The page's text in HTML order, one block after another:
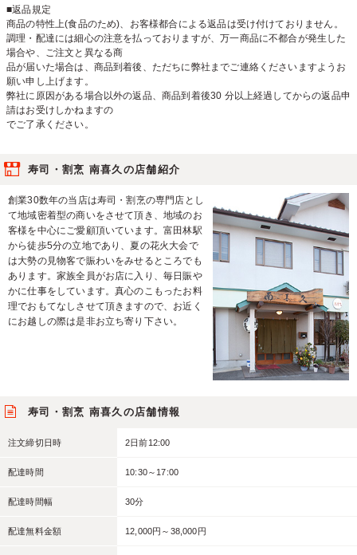
■返品規定
商品の特性上(⾷品のため)、お客様都合による返品は受け付けておりません。
調理・配達には細⼼の注意を払っておりますが、万⼀商品に不都合が発⽣した
場合や、ご注⽂と異なる商
品が届いた場合は、商品到着後、ただちに弊社までご連絡くださいますようお
願い申し上げます。
弊社に原因がある場合以外の返品、商品到着後30 分以上経過してからの返品申
請はお受けしかねますの
でご了承ください。
寿司・割烹 南喜久の店舗紹介
創業30数年の当店は寿司・割烹の専門店とし
て地域密着型の商いをさせて頂き、地域のお
客様を中心にご愛顧頂いています。富田林駅
から徒歩5分の立地であり、夏の花火大会で
は大勢の見物客で賑わいをみせるところでも
あります。家族全員がお店に入り、毎日賑や
かに仕事をしています。真心のこもったお料
理でおもてなしさせて頂きますので、お近く
にお越しの際は是非お立ち寄り下さい。
寿司・割烹 南喜久の店舗情報
注文締切日時 2日前12:00
配達時間 10:30～17:00
配達時間幅 30分
配達無料金額 12,000円～38,000円